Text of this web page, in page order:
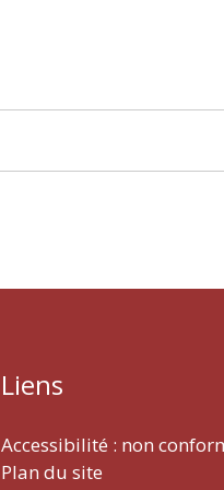
Liens
Accessibilité : non
Plan du site